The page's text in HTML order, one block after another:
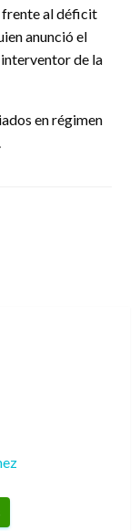
frente al déficit
anunció el
de la
en régimen